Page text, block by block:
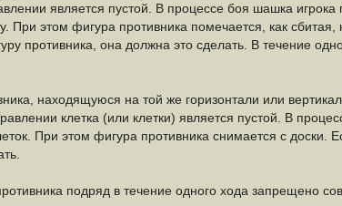
является пустой. В процессе боя шашка
При этом фигура противника помечается, как
противника, она должна это сделать. В течение
находящуюся на той же горизонтали или
клетка (или клетки) является пустой. В
При этом фигура противника снимается с
подряд в течение одного хода запрещено